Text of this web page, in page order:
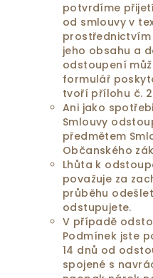
potvrdíme
od smlouvy v
jeho obsahu a
odstoupení
formulář
tvoří přílohu č.
Ani jako
Smlouvy
předmětem
Občanského
Lhůta k
považuje za
průběhu
odstupujete.
V případě
Podmínek jste
14 dnů od
spojené s